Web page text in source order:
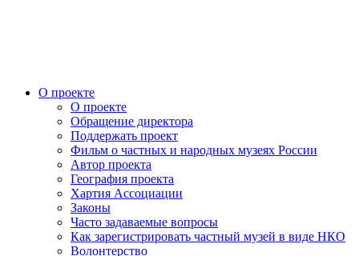
О проекте
О проекте
Обращение директора
Поддержать проект
Фильм о частных и народных музеях России
Автор проекта
География проекта
Хартия Ассоциации
Законы
Часто задаваемые вопросы
Как зарегистрировать частный музей в виде НКО
Волонтерство